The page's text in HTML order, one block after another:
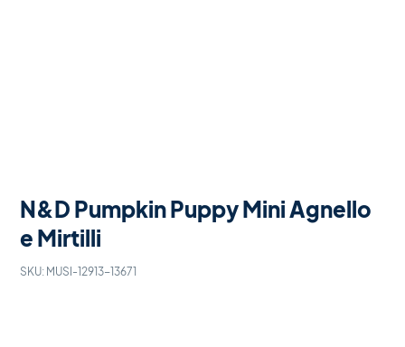
N&D Pumpkin Puppy Mini Agnello
e Mirtilli
SKU: MUSI-12913-13671